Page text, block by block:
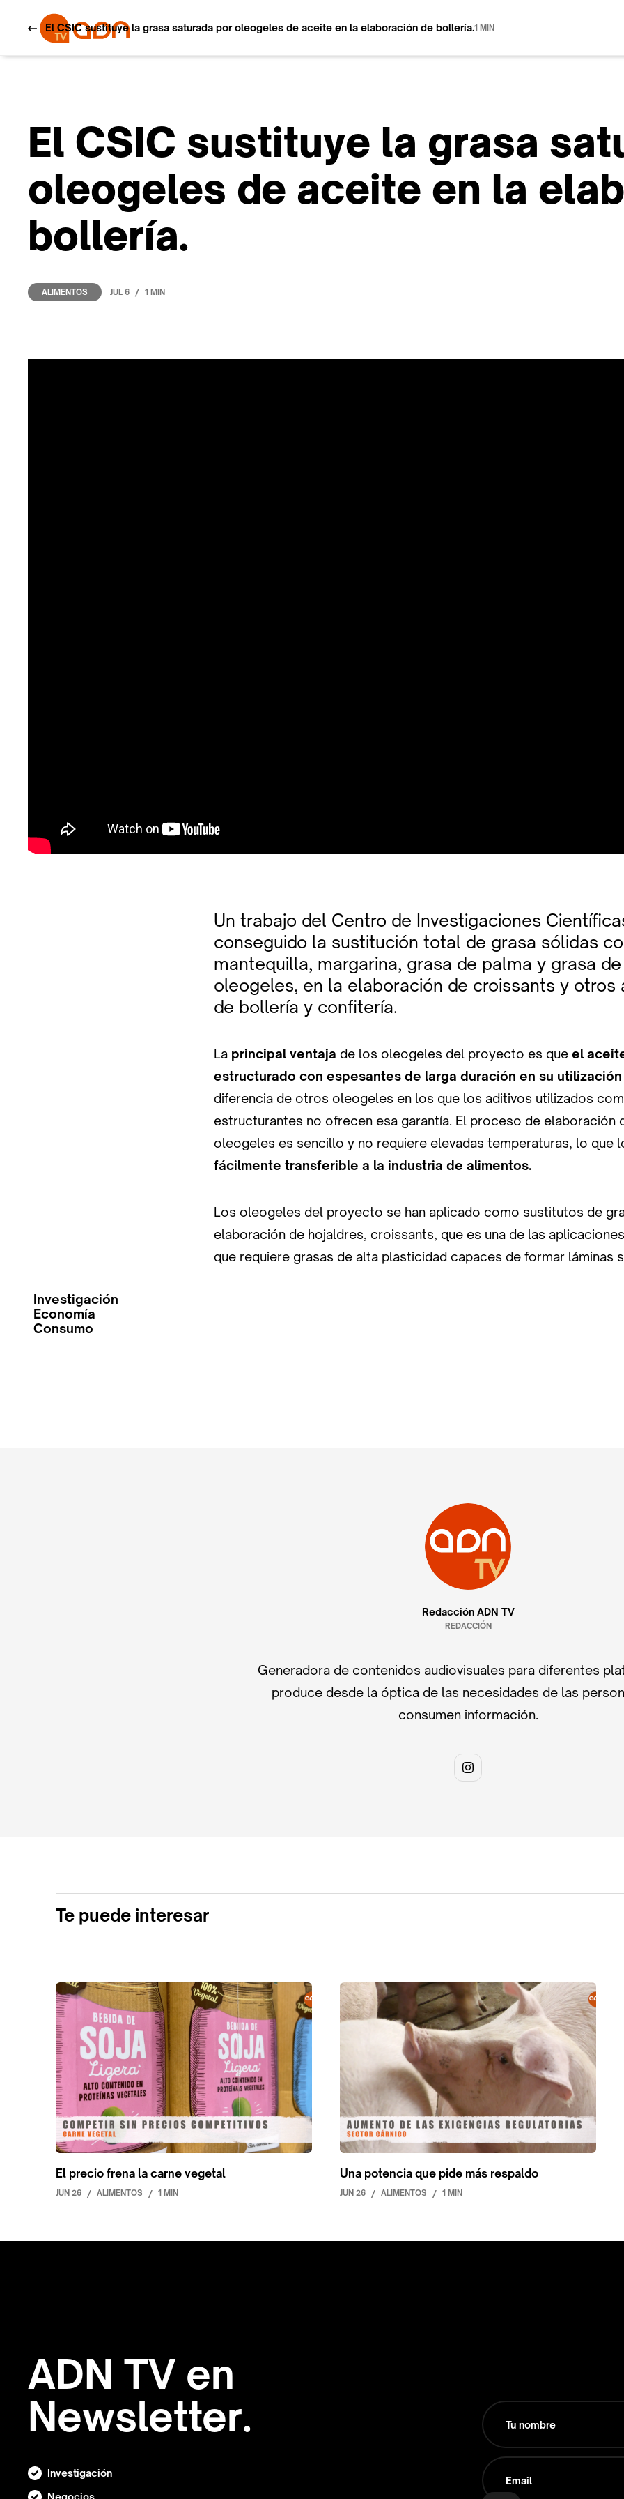
El CSIC sustituye la grasa saturada por oleogeles de aceite en la elaboración de bollería.1 MIN
El CSIC sustituye la grasa
oleogeles de aceite en la
bollería.
ALIMENTOS JUL 6 / 1 MIN
Un trabajo del Centro de Investigaciones
conseguido la sustitución total de grasa sólidas
mantequilla, margarina, grasa de palma y grasa
oleogeles, en la elaboración de croissants y otros
de bollería y confitería.
La principal ventaja de los oleogeles del proyecto es que el
estructurado con espesantes de larga duración en su
diferencia de otros oleogeles en los que los aditivos utilizados
estructurantes no ofrecen esa garantía. El proceso de elaboración
oleogeles es sencillo y no requiere elevadas temperaturas, lo que
fácilmente transferible a la industria de alimentos.
Los oleogeles del proyecto se han aplicado como sustitutos de
elaboración de hojaldres, croissants, que es una de las
que requiere grasas de alta plasticidad capaces de formar láminas
Investigación
Economía
Consumo
Redacción ADN TV
REDACCIÓN
Generadora de contenidos audiovisuales para diferentes
produce desde la óptica de las necesidades de las
consumen información.
Te puede interesar
El precio frena la carne vegetal
JUN 26 / ALIMENTOS / 1 MIN
Una potencia que pide más respaldo
JUN 26 / ALIMENTOS / 1 MIN
ADN TV en
Newsletter.
Investigación